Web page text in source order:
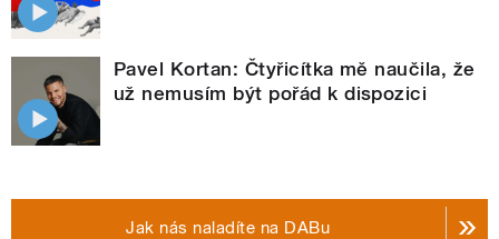
Pavel Kortan: Čtyřicítka mě naučila, že
už nemusím být pořád k dispozici
Jak nás naladíte na DABu